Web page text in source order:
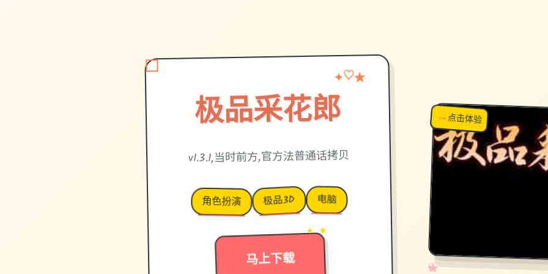
极品采花郎
✦♡★
v1.3.1,当时前方,官方法普通话拷贝
角色扮演 极品3D 电脑
马上下载
→
✦ ★
✧
♡
★
♥
↗超棒！
→点击体验